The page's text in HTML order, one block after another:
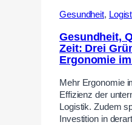
Gesundheit,
Gesundheit,
Zeit: Drei
Ergonomie
Mehr Ergonomie
Effizienz der
Logistik. Zudem
Investition in derart